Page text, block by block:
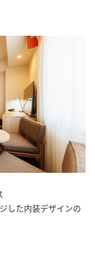
した内装デザインの